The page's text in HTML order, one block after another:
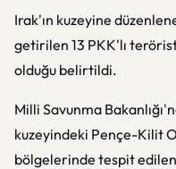
Irak'ın kuzeyine
getirilen 13 PKK'lı
olduğu belirtildi.
Milli Savunma
kuzeyindeki Pençe-Kilit
bölgelerinde tespit